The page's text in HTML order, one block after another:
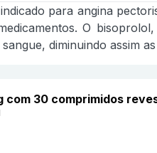
para angina
O
diminuindo assim
com 30 comprimidos